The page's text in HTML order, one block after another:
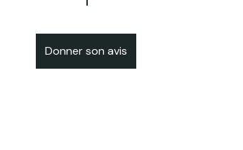
Donner son avis